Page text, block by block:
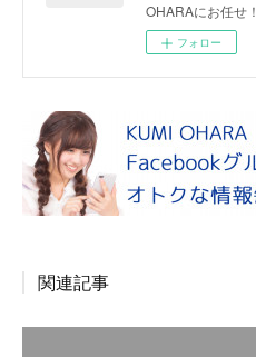
OHARAにお任せ！
フォロー
関連記事